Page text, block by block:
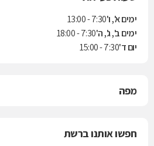
ימים א', ו'7:30 - 13:00
ימים ב', ג', ה'7:30 - 18:00
יום ד'7:30 - 15:00
מפה
חפשו אותנו ברשת